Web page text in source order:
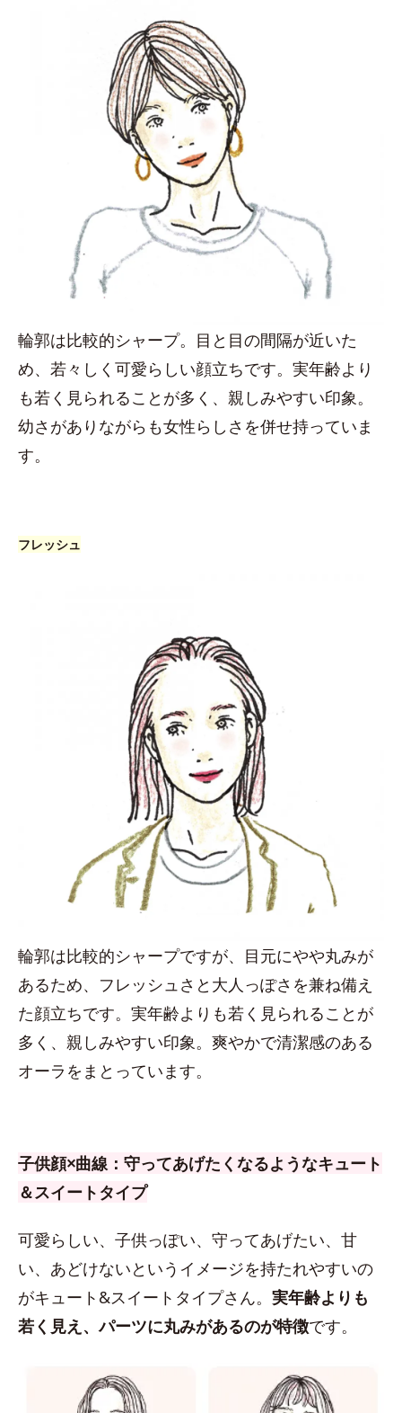
輪郭は比較的シャープ。目と目の間隔が近いた
め、若々しく可愛らしい顔立ちです。実年齢より
も若く見られることが多く、親しみやすい印象。
幼さがありながらも女性らしさを併せ持っていま
す。
フレッシュ
輪郭は比較的シャープですが、目元にやや丸みが
あるため、フレッシュさと大人っぽさを兼ね備え
た顔立ちです。実年齢よりも若く見られることが
多く、親しみやすい印象。爽やかで清潔感のある
オーラをまとっています。
子供顔×曲線：守ってあげたくなるようなキュート
＆スイートタイプ
可愛らしい、子供っぽい、守ってあげたい、甘
い、あどけないというイメージを持たれやすいの
がキュート&スイートタイプさん。 実年齢よりも
若く見え、パーツに丸みがあるのが特徴です。